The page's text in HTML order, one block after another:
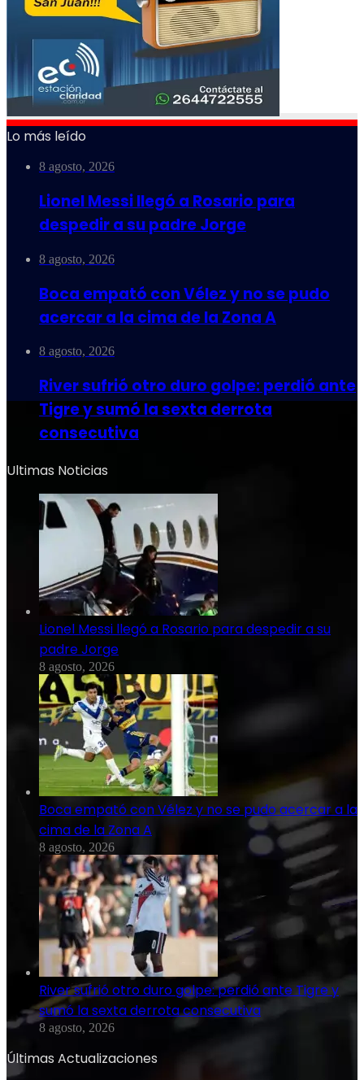
Lo más leído
8 agosto, 2026
Lionel Messi llegó a Rosario para
despedir a su padre Jorge
8 agosto, 2026
Boca empató con Vélez y no se pudo
acercar a la cima de la Zona A
8 agosto, 2026
River sufrió otro duro golpe: perdió ante
Tigre y sumó la sexta derrota
consecutiva
Ultimas Noticias
Lionel Messi llegó a Rosario para despedir a su
padre Jorge
8 agosto, 2026
Boca empató con Vélez y no se pudo acercar a la
cima de la Zona A
8 agosto, 2026
River sufrió otro duro golpe: perdió ante Tigre y
sumó la sexta derrota consecutiva
8 agosto, 2026
Últimas Actualizaciones